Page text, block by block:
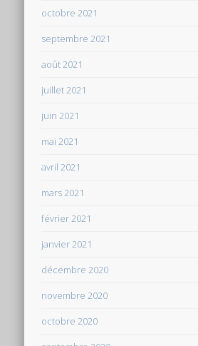
octobre 2021
septembre 2021
août 2021
juillet 2021
juin 2021
mai 2021
avril 2021
mars 2021
février 2021
janvier 2021
décembre 2020
novembre 2020
octobre 2020